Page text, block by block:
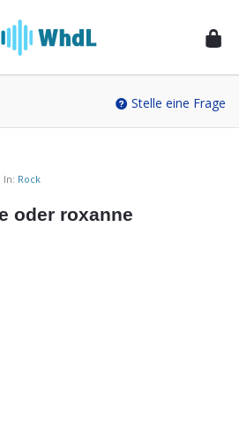
Stelle eine Frage
In: Rock
oder roxanne